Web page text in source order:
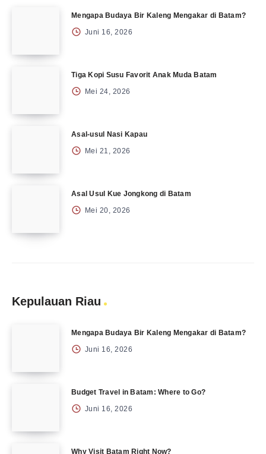
Mengapa Budaya Bir Kaleng Mengakar di Batam?
Juni 16, 2026
Tiga Kopi Susu Favorit Anak Muda Batam
Mei 24, 2026
Asal-usul Nasi Kapau
Mei 21, 2026
Asal Usul Kue Jongkong di Batam
Mei 20, 2026
Kepulauan Riau
Mengapa Budaya Bir Kaleng Mengakar di Batam?
Juni 16, 2026
Budget Travel in Batam: Where to Go?
Juni 16, 2026
Why Visit Batam Right Now?